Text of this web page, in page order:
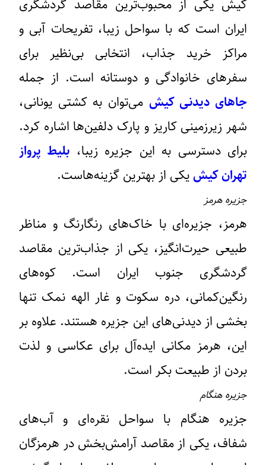
کیش یکی از محبوب‌ترین مقاصد گردشگری
ایران است که با سواحل زیبا، تفریحات آبی و
مراکز خرید جذاب، انتخابی بی‌نظیر برای
سفرهای خانوادگی و دوستانه است. از جمله
جاهای دیدنی کیش می‌توان به کشتی یونانی،
شهر زیرزمینی کاریز و پارک دلفین‌ها اشاره کرد.
برای دسترسی به این جزیره زیبا، بلیط پرواز
تهران کیش یکی از بهترین گزینه‌هاست.
جزیره هرمز
هرمز، جزیره‌ای با خاک‌های رنگارنگ و مناظر
طبیعی حیرت‌انگیز، یکی از جذاب‌ترین مقاصد
گردشگری جنوب ایران است. کوه‌های
رنگین‌کمانی، دره سکوت و غار الهه نمک تنها
بخشی از دیدنی‌های این جزیره هستند. علاوه بر
این، هرمز مکانی ایده‌آل برای عکاسی و لذت
بردن از طبیعت بکر است.
جزیره هنگام
جزیره هنگام با سواحل نقره‌ای و آب‌های
شفاف، یکی از مقاصد آرامش‌بخش در هرمزگان